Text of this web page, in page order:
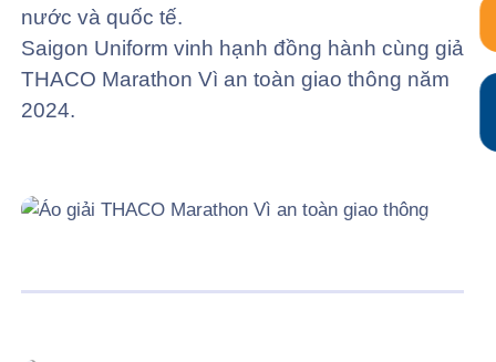
nước và quốc tế.
Saigon Uniform vinh hạnh đồng hành cùng giải
THACO Marathon Vì an toàn giao thông năm
2024.